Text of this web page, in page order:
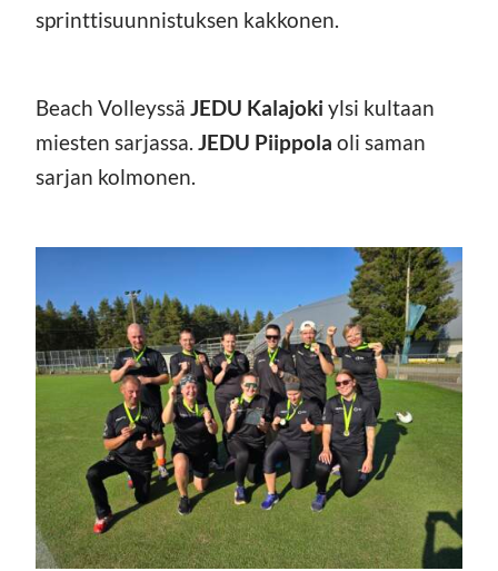
sprinttisuunnistuksen kakkonen.
Beach Volleyssä JEDU Kalajoki ylsi kultaan
miesten sarjassa. JEDU Piippola oli saman
sarjan kolmonen.